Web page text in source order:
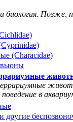
биология. Позже,
(Characidae)
в
другие